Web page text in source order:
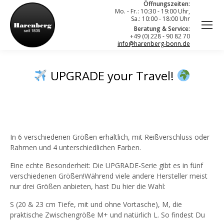
Öffnungszeiten:
Mo. - Fr.: 10:30 - 19:00 Uhr,
Sa.: 10:00 - 18:00 Uhr
Beratung & Service:
+49 (0) 228 - 90 82 70
info@harenberg-bonn.de
UPGRADE your Travel!
In 6 verschiedenen Größen erhältlich, mit Reißverschluss oder
Rahmen und 4 unterschiedlichen Farben.
Eine echte Besonderheit: Die UPGRADE-Serie gibt es in fünf
verschiedenen Größen!Während viele andere Hersteller meist
nur drei Größen anbieten, hast Du hier die Wahl:
S (20 & 23 cm Tiefe, mit und ohne Vortasche), M, die
praktische Zwischengröße M+ und natürlich L. So findest Du